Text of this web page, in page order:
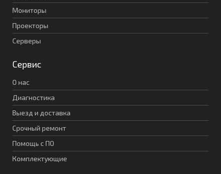
Мониторы
Проекторы
Серверы
Сервис
О нас
Диагностика
Выезд и доставка
Срочный ремонт
Помощь с ПО
Комплектующие